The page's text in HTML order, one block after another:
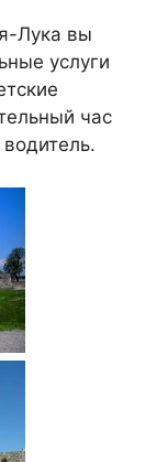
Лука вы
услуги
час